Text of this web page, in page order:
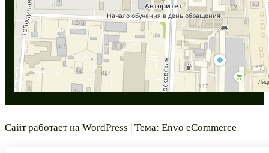
Сайт работает на WordPress | Тема: Envo eCommerce